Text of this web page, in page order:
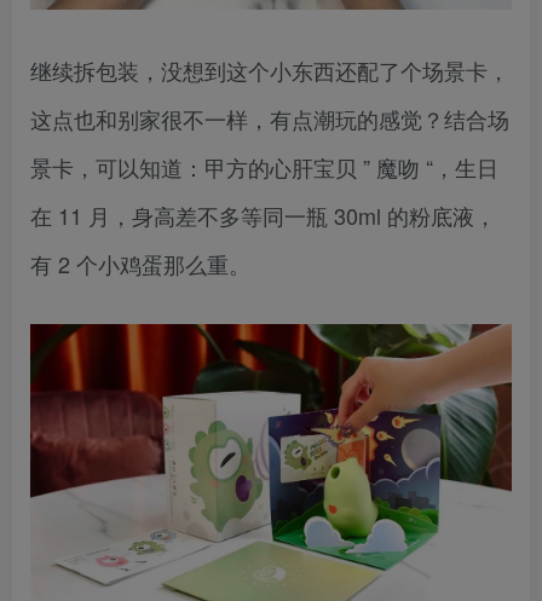
继续拆包装，没想到这个小东西还配了个场景卡，
这点也和别家很不一样，有点潮玩的感觉？结合场
景卡，可以知道：甲方的心肝宝贝 ” 魔吻 “，生日
在 11 月，身高差不多等同一瓶 30ml 的粉底液，
有 2 个小鸡蛋那么重。